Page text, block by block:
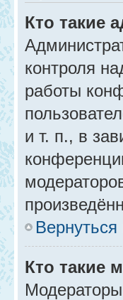
Кто такие
контроля
работы
и т. п., в
Вернуться
Кто такие